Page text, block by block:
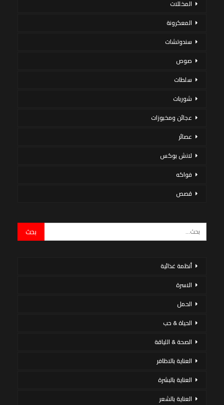
المخللات
المعكرونة
سندوتشات
صوص
سلطات
شوربات
عجائن ومخبوزات
عصائر
لانش بوكس
فواكه
قصص
أنظمة غذائية
الاسرة
الحمل
الحياة & حب
الصحة & اللياقة
العناية بالاظافر
العناية بالبشرة
العناية بالشعر